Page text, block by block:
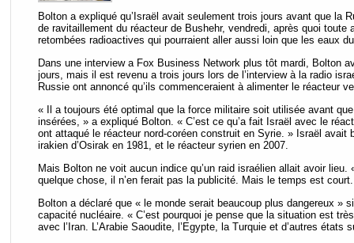
Bolton a expliqué qu’Israël avait seulement trois jours avant que la
de ravitaillement du réacteur de Bushehr, vendredi, après quoi toute
retombées radioactives qui pourraient aller aussi loin que les eaux
Dans une interview a Fox Business Network plus tôt mardi, Bolton
jours, mais il est revenu a trois jours lors de l’interview à la radio
Russie ont annoncé qu’ils commenceraient à alimenter le réacteur
« Il a toujours été optimal que la force militaire soit utilisée avant
insérées, » a expliqué Bolton. « C’est ce qu’a fait Israël avec le
ont attaqué le réacteur nord-coréen construit en Syrie. » Israël avait
irakien d’Osirak en 1981, et le réacteur syrien en 2007.
Mais Bolton ne voit aucun indice qu’un raid israélien allait avoir
quelque chose, il n’en ferait pas la publicité. Mais le temps est
Bolton a déclaré que « le monde serait beaucoup plus dangereux »
capacité nucléaire. « C’est pourquoi je pense que la situation est
avec l’Iran. L’Arabie Saoudite, l’Egypte, la Turquie et d’autres états